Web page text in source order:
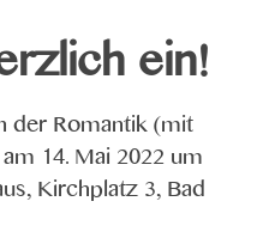
ein!
der Romantik (mit
14. Mai 2022 um
Kirchplatz 3, Bad